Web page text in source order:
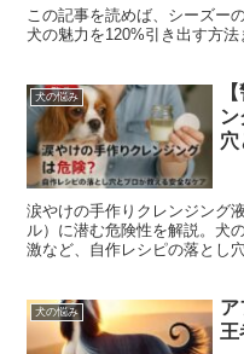
この記事を読めば、シーズー
犬の魅力を120%引き出す方法
犬の悩み
穴
涙やけの手作りクレンジング
ル）に潜む危険性を解説。犬
激など、自作レシピの落とし
犬の悩み
ア
王